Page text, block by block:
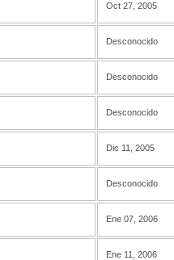
Oct 27, 2005
Desconocido
Desconocido
Desconocido
Dic 11, 2005
Desconocido
Ene 07, 2006
Ene 11, 2006